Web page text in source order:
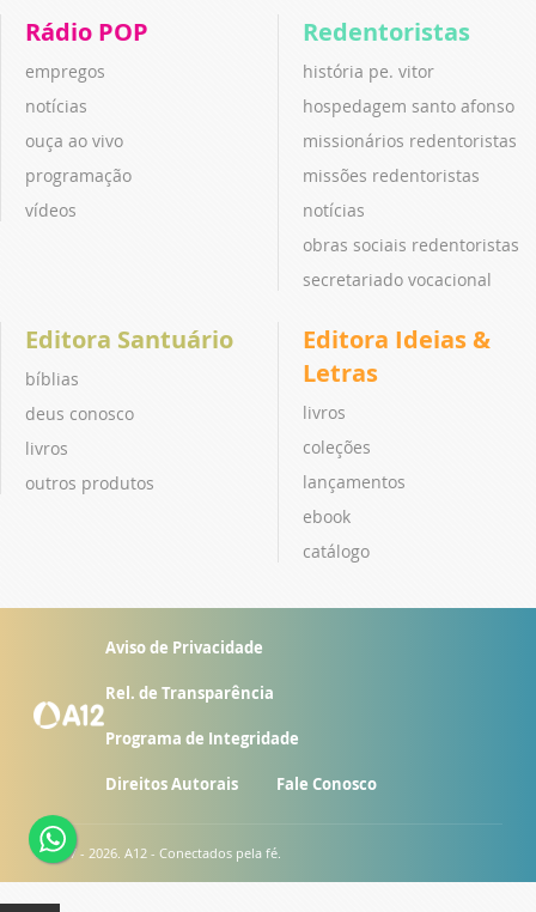
Rádio POP
empregos
notícias
ouça ao vivo
programação
vídeos
Redentoristas
história pe. vitor
hospedagem santo afonso
missionários redentoristas
missões redentoristas
notícias
obras sociais redentoristas
secretariado vocacional
Editora Santuário
bíblias
deus conosco
livros
outros produtos
Editora Ideias &
Letras
livros
coleções
lançamentos
ebook
catálogo
Aviso de Privacidade
Rel. de Transparência
Programa de Integridade
Direitos Autorais Fale Conosco
© 2007 - 2026. A12 - Conectados pela fé.